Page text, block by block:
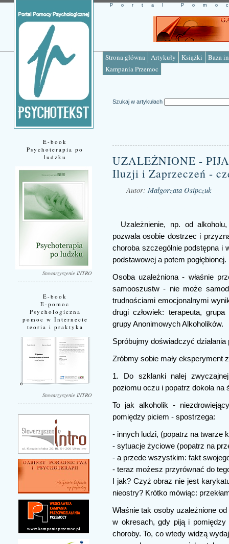
Strona główna Artykuły Książki
Baza
Kampania Przemoc
Portal
E-book
Psychoterapia po
ludzku
Stowarzyszenie INTRO
E-book
E-pomoc
Psychologiczna
pomoc w Internecie
teoria i praktyka
Stowarzyszenie INTRO
Szukaj w artykułach
UZALEŻNIONE -
Iluzji i Zaprzeczeń -
Autor: Małgorzata Osipczuk
Uzależnienie, np. od
pozwala osobie dostrzec i
choroba szczególnie podstępna i
podstawowej a potem pogłębionej.
Osoba uzależniona - właśnie
samooszustw - nie może
trudnościami emocjonalnymi
drugi człowiek: terapeuta,
grupy Anonimowych Alkoholików.
Spróbujmy doświadczyć
Zróbmy sobie mały eksperyment
1. Do szklanki nalej
poziomu oczu i popatrz dokoła na
To jak alkoholik -
pomiędzy piciem - spostrzega:
- innych ludzi, (popatrz na twarze
- sytuacje życiowe (popatrz na
- a przede wszystkim: fakt
- teraz możesz przyrównać do
I jak? Czyż obraz nie jest
nieostry? Krótko mówiąc:
Właśnie tak osoby uzależnione
w okresach, gdy piją i
choroby. To, co wtedy widzą